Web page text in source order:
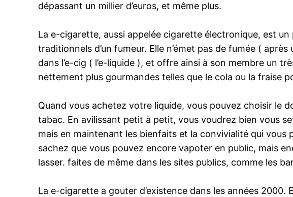
dépassant un millier d’euros, et même plus.
La e-cigarette, aussi appelée cigarette électronique, est
traditionnels d’un fumeur. Elle n’émet pas de fumée (
dans l’e-cig ( l’e-liquide ), et offre ainsi à son membre un
nettement plus gourmandes telles que le cola ou la fraise
Quand vous achetez votre liquide, vous pouvez choisir le
tabac. En avilissant petit à petit, vous voudrez bien vous
mais en maintenant les bienfaits et la convivialité qui
sachez que vous pouvez encore vapoter en public, mais
lasser. faites de même dans les sites publics, comme les
La e-cigarette a gouter d’existence dans les années 2000.